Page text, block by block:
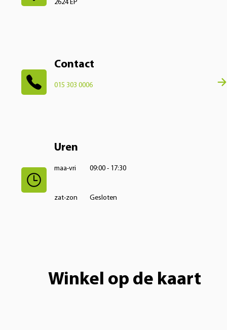
2624 EP
Contact
015 303 0006
Uren
maa-vri 09:00 - 17:30
zat-zon Gesloten
Winkel op de kaart